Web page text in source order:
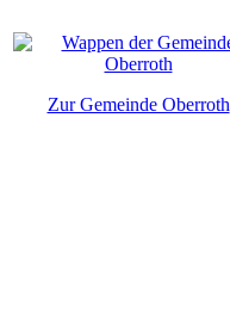
Zur Gemeinde Oberroth